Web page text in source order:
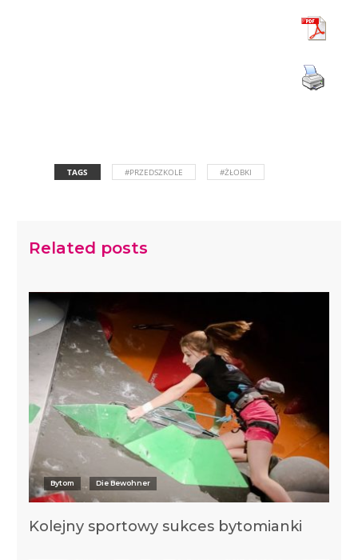
TAGS #PRZEDSZKOLE #ŻŁOBKI
Related posts
Bytom Die Bewohner
Kolejny sportowy sukces bytomianki